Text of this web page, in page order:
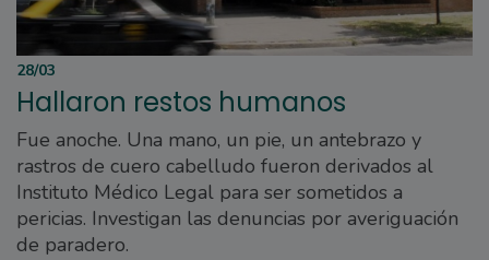
28/03
Hallaron restos humanos
Fue anoche. Una mano, un pie, un antebrazo y
rastros de cuero cabelludo fueron derivados al
Instituto Médico Legal para ser sometidos a
pericias. Investigan las denuncias por averiguación
de paradero.